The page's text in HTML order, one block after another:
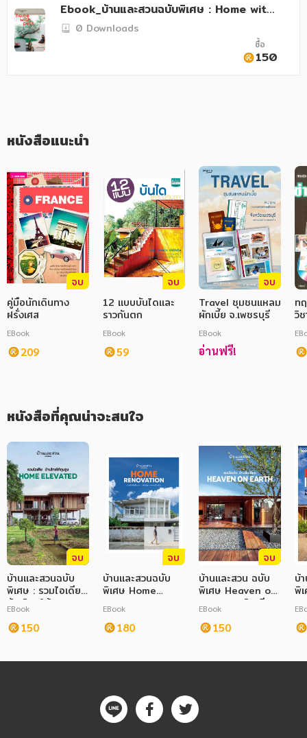
ครอบครัว
วรรณกรรม
ภาษาศาสตร์
หนังสือเด็ก
การพัฒนาตนเอง
ความรู้ทั่วไป
การ์ตูนความรู้ การ์ตูน
การ์ตูนมังงะ (Manga)
Ebook_บ้านและสวนฉบับพิเศษ : Home with
Pets รวมไอเดียบ้านกับสัตว์เลี้ยงแสนรัก
0 Downloads
ซื้อ
150
หนังสือแนะนำ
จบ
คู่มือนักเดินทาง
ฝรั่งเศส
EBook
209
จบ
12 แบบบันไดและ
ราวกันตก
EBook
59
จบ
Travel ชุมชนแหลม
ผักเบี้ย จ.เพชรบุรี
EBook
อ่านฟรี!
ท
วิ
ช
หนังสือที่คุณน่าจะสนใจ
จบ
บ้านและสวนฉบับ
พิเศษ : รวมไอเดีย
บ้านไทยใต้ถุนสูง
Home Elevated
EBook
150
จบ
บ้านและสวนฉบับ
พิเศษ Home
Renovation
EBook
180
จบ
บ้านและสวน ฉบับ
พิเศษ Heaven on
Earth รวมไอเดีย
บ้านชั้นเดียว
EBook
150
บ้
พิ
บ้
ใ